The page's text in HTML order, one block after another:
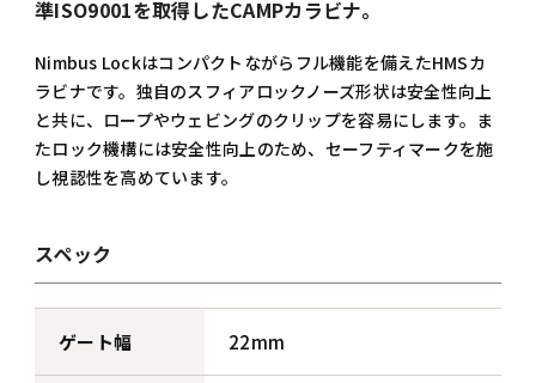
準ISO9001を取得したCAMPカラビナ。
Nimbus Lockはコンパクトながらフル機能を備えたHMSカ
ラビナです。独自のスフィアロックノーズ形状は安全性向上
と共に、ロープやウェビングのクリップを容易にします。ま
たロック機構には安全性向上のため、セーフティマークを施
し視認性を高めています。
スペック
ゲート幅 22mm